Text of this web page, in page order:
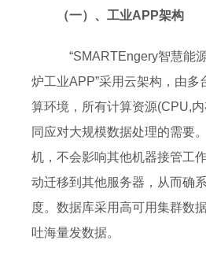
（一）、工业APP架构
“SMARTEngery智慧能
炉工业APP”采用云架构，由多
算环境，所有计算资源(CPU,
同应对大规模数据处理的需要
机，不会影响其他机器接管工
动迁移到其他服务器，从而确
度。数据库采用高可用集群数
吐海量发数据。